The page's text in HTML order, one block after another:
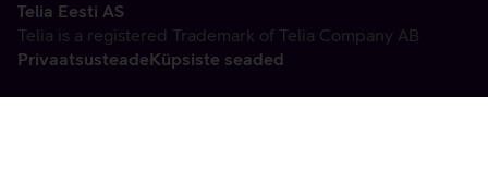
Telia Eesti AS
Telia is a registered Trademark of Telia Company AB
PrivaatsusteadeKüpsiste seaded